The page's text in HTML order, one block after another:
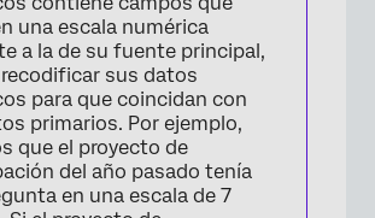
una escala numérica
a la de su fuente principal,
sus datos
para que coincidan con
primarios. Por ejemplo,
que el proyecto de
del año pasado tenía
en una escala de 7